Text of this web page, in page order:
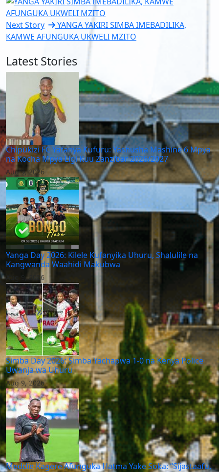
Next Story
YANGA YAKIRI SIMBA IMEBADILIKA,
KAMWE AFUNGUKA UKWELI MZITO
Latest Stories
Chipukizi FC Yafanya Kufuru: Yashusha Mashine 6 Mpya
na Kocha Mpya Ligi Kuu Zanzibar 2026/2027
Aug 9, 2026
Yanga Day 2026: Kilele Kufanyika Uhuru, Shalulile na
Kangwanda Waahidi Makubwa
Aug 9, 2026
Simba Day 2026: Simba Yachapwa 1-0 na Kenya Police
Uwanja wa Uhuru
Aug 9, 2026
Meddie Kagere Afunguka Hatma Yake Soka: “Sijastaafu,